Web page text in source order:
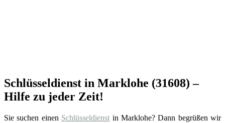
Schlüsseldienst in Marklohe (31608) –
Hilfe zu jeder Zeit!
Sie suchen einen Schlüsseldienst in Marklohe? Dann begrüßen wir